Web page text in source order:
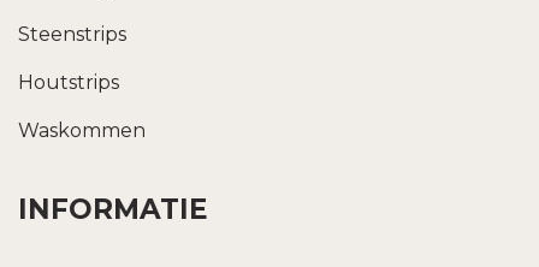
Steenstrips
Houtstrips
Waskommen
INFORMATIE